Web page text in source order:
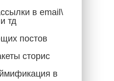
в email\
тд
постов
сторис
в